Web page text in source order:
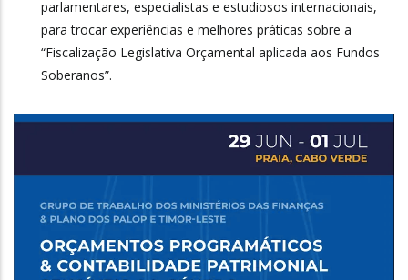
parlamentares, especialistas e estudiosos internacionais,
para trocar experiências e melhores práticas sobre a
“Fiscalização Legislativa Orçamental aplicada aos Fundos
Soberanos”.